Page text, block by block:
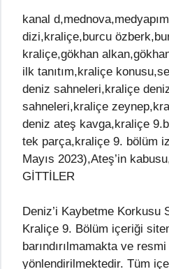
kanal
dizi,kraliçe,burcu
kraliçe,gökhan
ilk tanıtım,kraliçe
deniz sahneleri,kraliçe
sahneleri,kraliçe
deniz ateş kavga,kraliçe
tek parça,kraliçe 9. bölüm
Mayıs 2023),Ateş’in
GİTTİLER
Deniz’i Kaybetme Korkusu
Kraliçe 9. Bölüm içeriği
barındırılmamakta ve
yönlendirilmektedir. Tüm